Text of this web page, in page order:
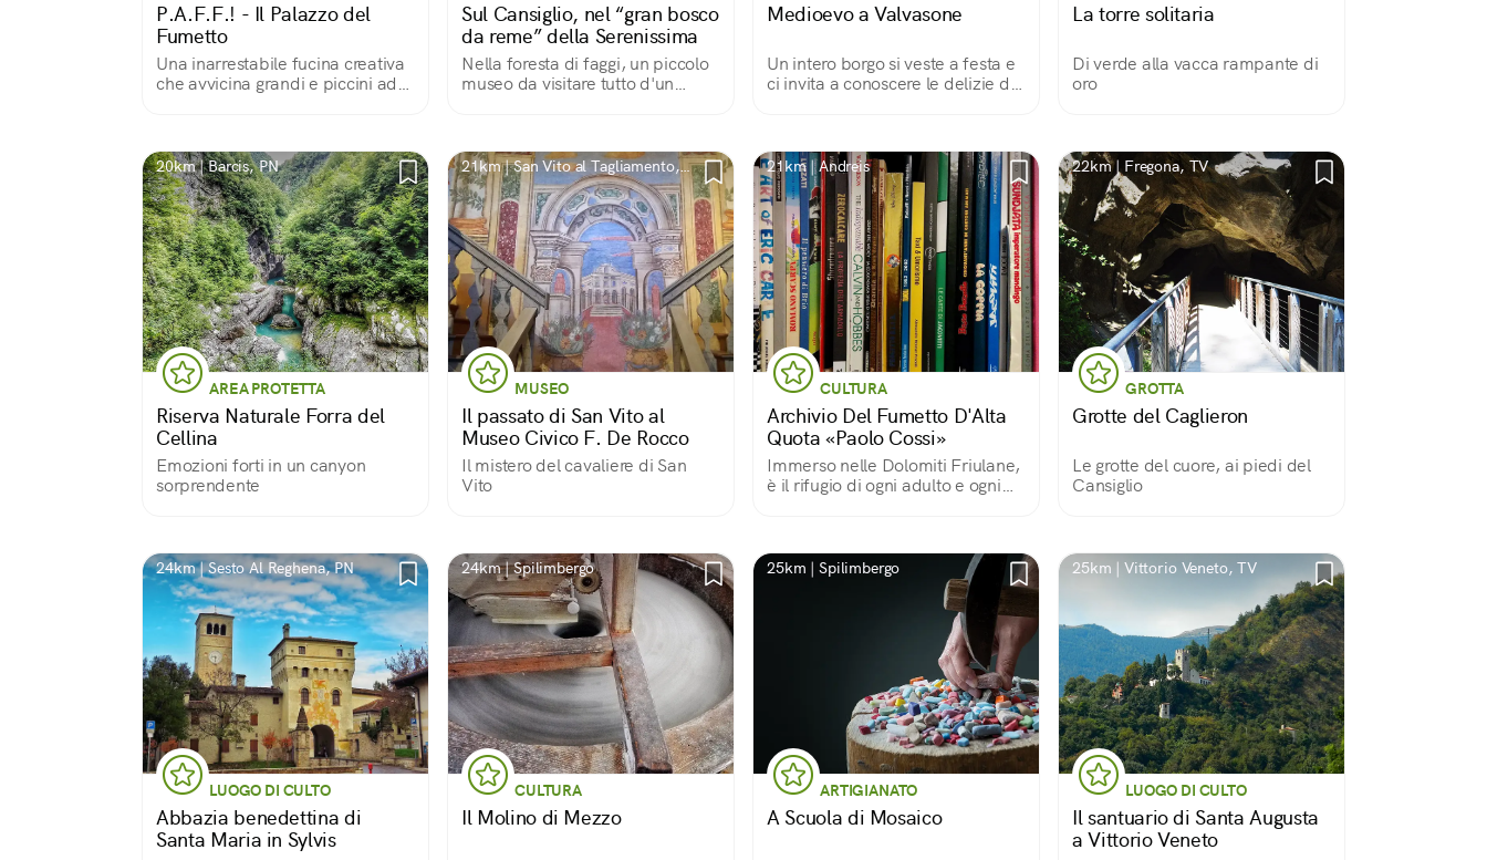
P.A.F.F.! - Il Palazzo del
Fumetto
Una inarrestabile fucina creativa
che avvicina grandi e piccini ad
Sul Cansiglio, nel “gran bosco
da reme” della Serenissima
Nella foresta di faggi, un piccolo
museo da visitare tutto d'un
Medioevo a Valvasone
Un intero borgo si veste a festa e
ci invita a conoscere le delizie del
La torre solitaria
Di verde alla vacca rampante di
oro
20km | Barcis, PN
AREA PROTETTA
Riserva Naturale Forra del
Cellina
Emozioni forti in un canyon
sorprendente
21km | San Vito al Tagliamento,
PN
MUSEO
Il passato di San Vito al
Museo Civico F. De Rocco
Il mistero del cavaliere di San
Vito
21km | Andreis
CULTURA
Archivio Del Fumetto D'Alta
Quota «Paolo Cossi»
Immerso nelle Dolomiti Friulane,
è il rifugio di ogni adulto e ogni
22km | Fregona, TV
GROTTA
Grotte del Caglieron
Le grotte del cuore, ai piedi del
Cansiglio
24km | Sesto Al Reghena, PN
LUOGO DI CULTO
Abbazia benedettina di
Santa Maria in Sylvis
24km | Spilimbergo
CULTURA
Il Molino di Mezzo
25km | Spilimbergo
ARTIGIANATO
A Scuola di Mosaico
25km | Vittorio Veneto, TV
LUOGO DI CULTO
Il santuario di Santa Augusta
a Vittorio Veneto